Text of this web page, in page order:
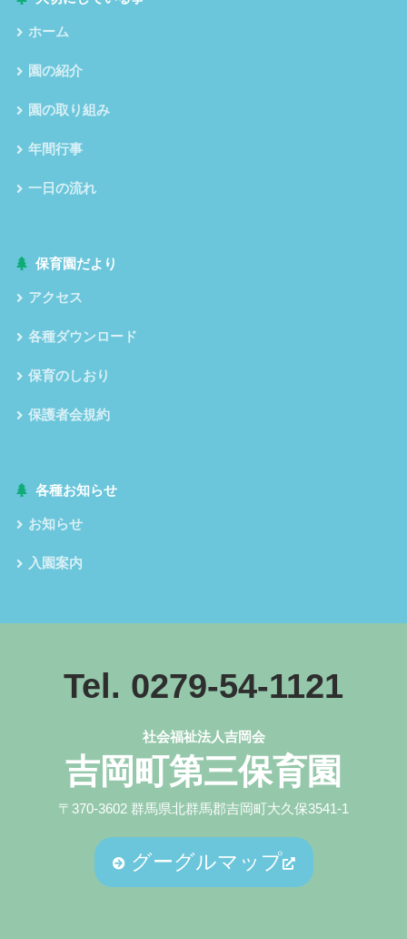
ホーム
園の紹介
園の取り組み
年間行事
一日の流れ
保育園だより
アクセス
各種ダウンロード
保育のしおり
保護者会規約
各種お知らせ
お知らせ
入園案内
Tel. 0279-54-1121
社会福祉法人吉岡会
吉岡町第三保育園
〒370-3602 群馬県北群馬郡吉岡町大久保3541-1
グーグルマップ